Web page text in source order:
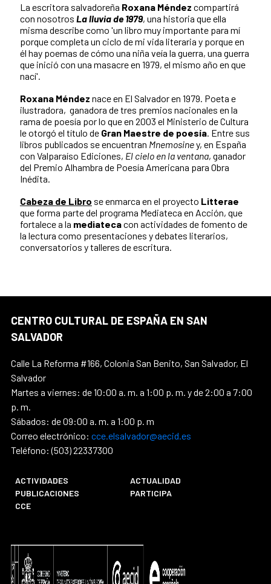
La escritora salvadoreña Roxana Méndez compartirá
con nosotros La lluvia de 1979, una historia que ella
misma describe como 'un libro muy importante para mí
porque completa un ciclo de mi vida literaria y porque en
él hay poemas de cómo una niña veía la guerra, una guerra
que inició con una masacre en 1979, el mismo año en que
nací'.
Roxana Méndez nace en El Salvador en 1979. Poeta e
ilustradora, ganadora de tres premios nacionales en la
rama de poesía por lo que en 2003 el Ministerio de Cultura
le otorgó el título de Gran Maestre de poesía. Entre sus
libros publicados se encuentran Mnemosiney, en España
con Valparaíso Ediciones, El cielo en la ventana, ganador
del Premio Alhambra de Poesía Americana para Obra
Inédita.
Cabeza de Libro se enmarca en el proyecto Litterae
que forma parte del programa Mediateca en Acción, que
fortalece a la mediatecacon actividades de fomento de
la lectura como presentaciones y debates literarios,
conversatorios y talleres de escritura.
CENTRO CULTURAL DE ESPAÑA EN SAN
SALVADOR
Calle La Reforma #166, Colonia San Benito, San Salvador, El
Salvador
Martes a viernes: de 10:00 a. m. a 1:00 p. m. y de 2:00 a 7:00
p. m.
Sábados: de 09:00 a. m. a 1:00 p. m
Correo electrónico: cce.elsalvador@aecid.es
Teléfono: (503) 22337300
ACTIVIDADES
ACTUALIDAD
PUBLICACIONES
PARTICIPA
CCE